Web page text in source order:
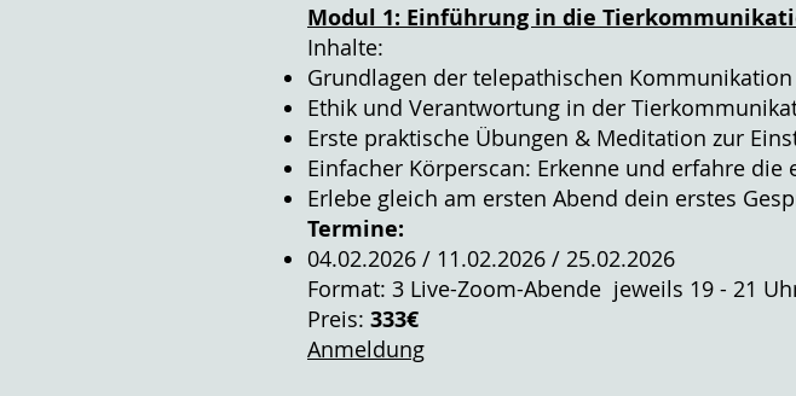
Modul 1: Einführung in die
Inhalte:
Grundlagen der telepathischen Kommunikation
Ethik und Verantwortung in der
Erste praktische Übungen & Meditation zur
Einfacher Körperscan: Erkenne und erfahre die
Erlebe gleich am ersten Abend dein erstes
Termine:
04.02.2026 / 11.02.2026 / 25.02.2026
Format: 3 Live-Zoom-Abende jeweils 19 - 21
Preis: 333€
Anmeldung